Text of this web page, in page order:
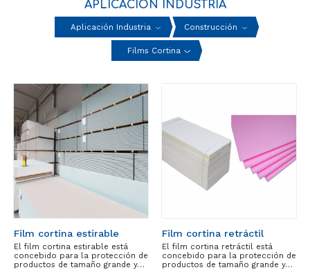
APLICACIÓN INDUSTRIA
Aplicación Industria Construcción
Films Cortina
Film cortina estirable
El film cortina estirable está
concebido para la protección de
productos de tamaño grande y…
Film cortina retráctil
El film cortina retráctil está
concebido para la protección de
productos de tamaño grande y…